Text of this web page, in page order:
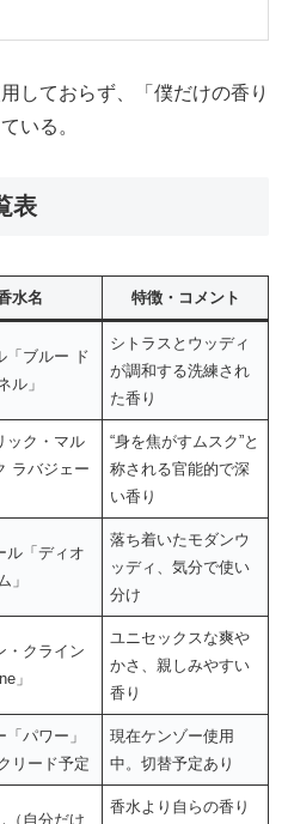
しておらず、「僕だけの香り
いる。
表
水名 特徴・コメント
「ブルー ド
ル」
シトラスとウッディ
が調和する洗練され
た香り
ック・マル
ラバジェー
“身を焦がすムスク”と
称される官能的で深
い香り
ル「ディオ
」
落ち着いたモダンウ
ッディ、気分で使い
分け
・クライン
」
ユニセックスな爽や
かさ、親しみやすい
香り
パワー」
リード予定
現在ケンゾー使用
中。切替予定あり
（自分だけ
香水より自らの香り